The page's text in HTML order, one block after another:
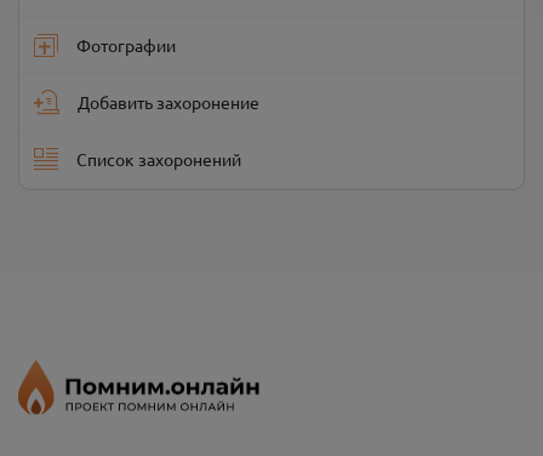
Фотографии
Добавить захоронение
Список захоронений